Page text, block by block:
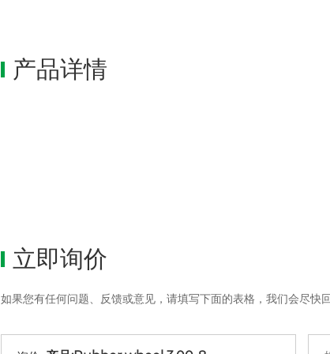
产品详情
立即询价
如果您有任何问题、反馈或意见，请填写下面的表格，我们会尽快